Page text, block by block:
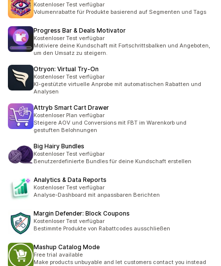
Kostenloser Test verfügbar
Volumenrabatte für Produkte basierend auf Segmenten und Tags
Progress Bar & Deals Motivator
Kostenloser Test verfügbar
Motiviere deine Kundschaft mit Fortschrittsbalken und Angeboten,
um den Umsatz zu steigern.
Otryon: Virtual Try‑On
Kostenloser Test verfügbar
KI-gestützte virtuelle Anprobe mit automatischen Rabatten und
Analysen
Attryb Smart Cart Drawer
Kostenloser Plan verfügbar
Steigere AOV und Conversions mit FBT im Warenkorb und
gestuften Belohnungen
Big Hairy Bundles
Kostenloser Test verfügbar
Benutzerdefinierte Bundles für deine Kundschaft erstellen
Analytics & Data Reports
Kostenloser Test verfügbar
Analyse-Dashboard mit anpassbaren Berichten
Margin Defender: Block Coupons
Kostenloser Test verfügbar
Bestimmte Produkte von Rabattcodes ausschließen
Mashup Catalog Mode
Free trial available
Make products unbuyable and let customers contact you instead